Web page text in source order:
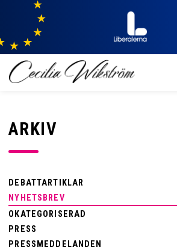
ARKIV
DEBATTARTIKLAR
NYHETSBREV
OKATEGORISERAD
PRESS
PRESSMEDDELANDEN